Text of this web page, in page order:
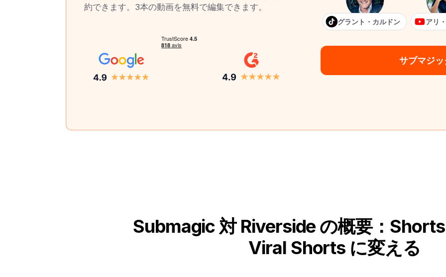
約できます。3本の動画を無料で編集できます。
グラント・カルドン アリ
サブマジ
Submagic 対 Riverside の概要：
Viral Shorts に変える